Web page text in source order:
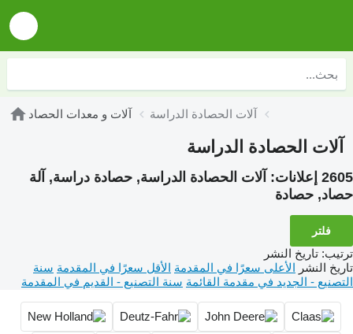
آلات و معدات الحصاد آلات الحصادة الدراسة
آلات الحصادة الدراسة
2605 إعلانات:
آلات الحصادة الدراسة, حصادة دراسة, آلة
حصاد, حصادة
فلتر
ترتيب: تاريخ النشر
تاريخ النشر الأعلى سعرًا في المقدمة الأقل سعرًا في المقدمة سنة
التصنيع - الجديد في مقدمة القائمة سنة التصنيع - القديم في المقدمة